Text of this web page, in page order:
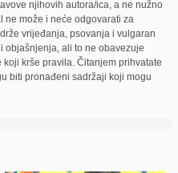
njihovih autora/ica, a ne nužno
ne može i neće odgovarati za
vrijeđanja, psovanja i vulgaran
objašnjenja, ali to ne obavezuje
krše pravila. Čitanjem prihvatate
biti pronađeni sadržaji koji mogu